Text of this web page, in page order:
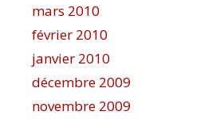
mars 2010
février 2010
janvier 2010
décembre 2009
novembre 2009